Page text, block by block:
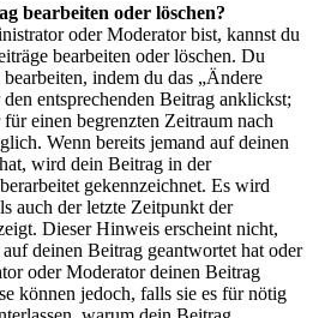
bearbeiten oder löschen?
oder Moderator bist, kannst du
bearbeiten oder löschen. Du
indem du das „Ändere
entsprechenden Beitrag anklickst;
einen begrenzten Zeitraum nach
Wenn bereits jemand auf deinen
wird dein Beitrag in der
gekennzeichnet. Es wird
auch der letzte Zeitpunkt der
Dieser Hinweis erscheint nicht,
deinen Beitrag geantwortet hat oder
oder Moderator deinen Beitrag
können jedoch, falls sie es für nötig